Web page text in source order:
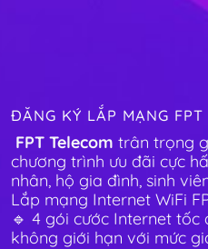
ĐĂNG KÝ LẮP MẠNG FPT
FPT Telecom trân trọng
chương trình ưu đãi cực
nhân, hộ gia đình, sinh
Lắp mạng Internet WiFi
🔹 4 gói cước Internet tốc
không giới hạn với mức